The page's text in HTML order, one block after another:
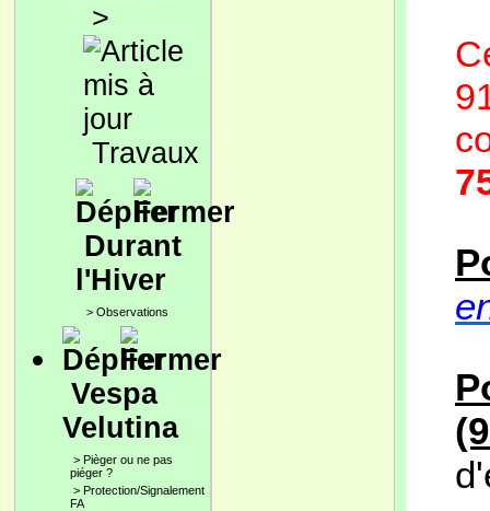
>
Travaux
Durant
l'Hiver
> Observations
Vespa
Velutina
> Pièger ou ne pas
piéger ?
> Protection/Signalement
FA